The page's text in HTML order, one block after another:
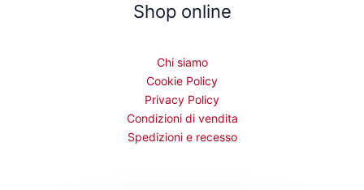
Shop online
Chi siamo
Cookie Policy
Privacy Policy
Condizioni di vendita
Spedizioni e recesso